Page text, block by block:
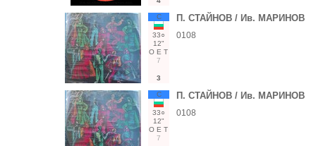
С
33○
12"
О Е Т
7
3
П. СТАЙНОВ / Ив. МАРИНОВ
0108
С
33○
12"
О Е Т
7
П. СТАЙНОВ / Ив. МАРИНОВ
0108